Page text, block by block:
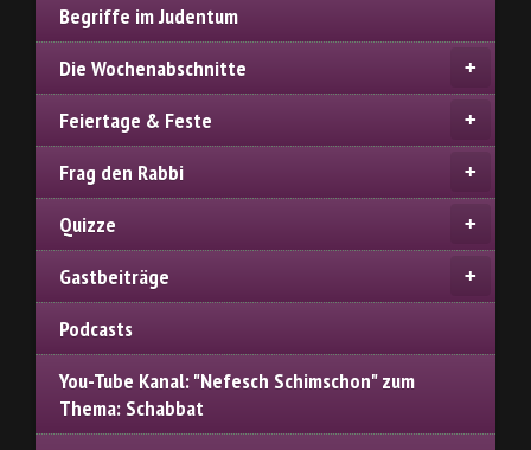
Begriffe im Judentum
Die Wochenabschnitte
Feiertage & Feste
Frag den Rabbi
Quizze
Gastbeiträge
Podcasts
You-Tube Kanal: "Nefesch Schimschon" zum
Thema: Schabbat